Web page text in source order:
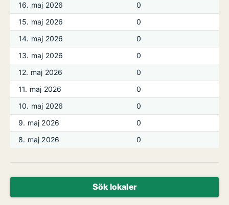
16. maj 2026
0
15. maj 2026
0
14. maj 2026
0
13. maj 2026
0
12. maj 2026
0
11. maj 2026
0
10. maj 2026
0
9. maj 2026
0
8. maj 2026
0
Sök lokaler